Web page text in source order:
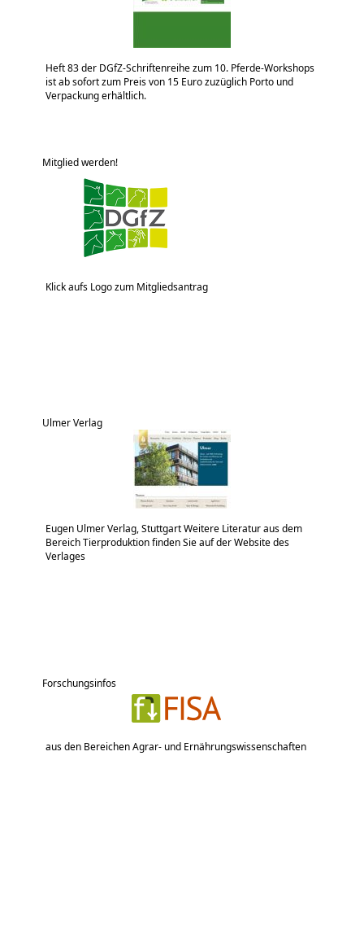
Heft 83 der DGfZ-Schriftenreihe zum 10. Pferde-Workshops
ist ab sofort zum Preis von 15 Euro zuzüglich Porto und
Verpackung erhältlich.
Mitglied werden!
Klick aufs Logo zum Mitgliedsantrag
Ulmer Verlag
Eugen Ulmer Verlag, Stuttgart Weitere Literatur aus dem
Bereich Tierproduktion finden Sie auf der Website des
Verlages
Forschungsinfos
aus den Bereichen Agrar- und Ernährungswissenschaften